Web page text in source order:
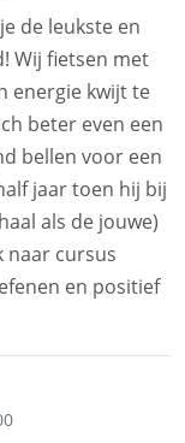
de leukste en
Wij fietsen met
energie kwijt te
beter even een
bellen voor een
jaar toen hij bij
als de jouwe)
naar cursus
en positief